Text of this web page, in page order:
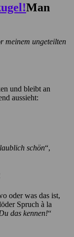
Man
meinem ungeteilten
und bleibt an
aussieht:
schön“,
oder was das ist,
Spruch à la
das kennen!“